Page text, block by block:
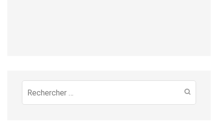
Recherche
pour